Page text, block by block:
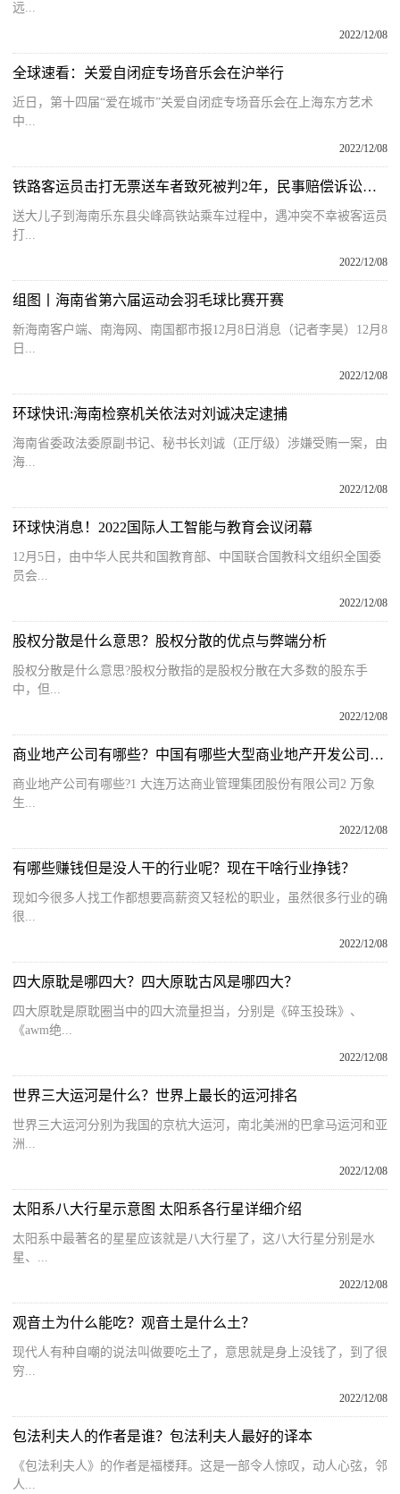
远...
2022/12/08
全球速看：关爱自闭症专场音乐会在沪举行
近日，第十四届“爱在城市”关爱自闭症专场音乐会在上海东方艺术
中...
2022/12/08
铁路客运员击打无票送车者致死被判2年，民事赔偿诉讼将开庭
送大儿子到海南乐东县尖峰高铁站乘车过程中，遇冲突不幸被客运员
打...
2022/12/08
组图丨海南省第六届运动会羽毛球比赛开赛
新海南客户端、南海网、南国都市报12月8日消息（记者李昊）12月8
日...
2022/12/08
环球快讯:海南检察机关依法对刘诚决定逮捕
海南省委政法委原副书记、秘书长刘诚（正厅级）涉嫌受贿一案，由
海...
2022/12/08
环球快消息！2022国际人工智能与教育会议闭幕
12月5日，由中华人民共和国教育部、中国联合国教科文组织全国委
员会...
2022/12/08
股权分散是什么意思？股权分散的优点与弊端分析
股权分散是什么意思?股权分散指的是股权分散在大多数的股东手
中，但...
2022/12/08
商业地产公司有哪些？中国有哪些大型商业地产开发公司？商业地产发展趋势分析
商业地产公司有哪些?1 大连万达商业管理集团股份有限公司2 万象
生...
2022/12/08
有哪些赚钱但是没人干的行业呢？现在干啥行业挣钱？
现如今很多人找工作都想要高薪资又轻松的职业，虽然很多行业的确
很...
2022/12/08
四大原耽是哪四大？四大原耽古风是哪四大？
四大原耽是原耽圈当中的四大流量担当，分别是《碎玉投珠》、
《awm绝...
2022/12/08
世界三大运河是什么？世界上最长的运河排名
世界三大运河分别为我国的京杭大运河，南北美洲的巴拿马运河和亚
洲...
2022/12/08
太阳系八大行星示意图 太阳系各行星详细介绍
太阳系中最著名的星星应该就是八大行星了，这八大行星分别是水
星、...
2022/12/08
观音土为什么能吃？观音土是什么土？
现代人有种自嘲的说法叫做要吃土了，意思就是身上没钱了，到了很
穷...
2022/12/08
包法利夫人的作者是谁？包法利夫人最好的译本
《包法利夫人》的作者是福楼拜。这是一部令人惊叹，动人心弦，邻
人...